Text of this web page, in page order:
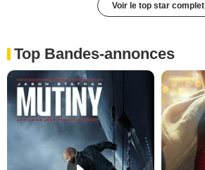
Voir le top star complet
Top Bandes-annonces